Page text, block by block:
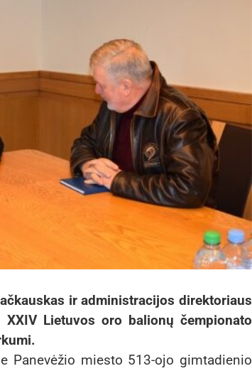
ir administracijos direktoriaus
Lietuvos oro balionų čempionato
Panevėžio miesto 513-ojo gimtadienio